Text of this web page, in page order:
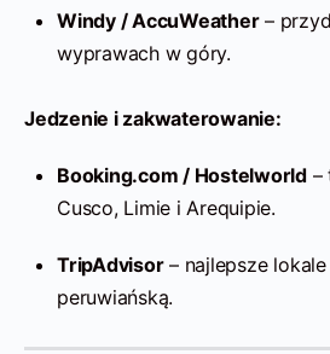
Windy / AccuWeather–
wyprawach w góry.
Jedzenie i zakwaterowanie:
Booking.com / Hostelworld –
Cusco, Limie i Arequipie.
TripAdvisor– najlepsze
peruwiańską.